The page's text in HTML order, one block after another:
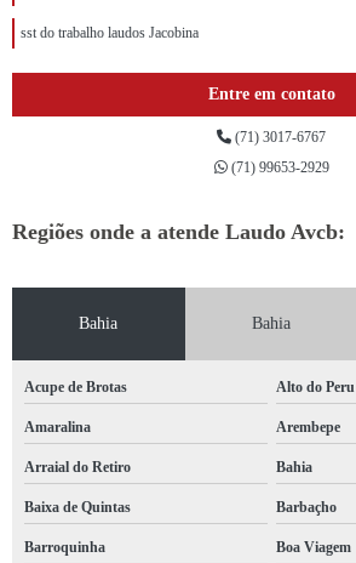
sst do trabalho laudos Jacobina
Entre em contato
(71) 3017-6767
(71) 99653-2929
Regiões onde a atende Laudo Avcb:
Bahia Bahia
Acupe de Brotas Alto do Peru
Amaralina Arembepe
Arraial do Retiro Bahia
Baixa de Quintas Barbaçho
Barroquinha Boa Viagem